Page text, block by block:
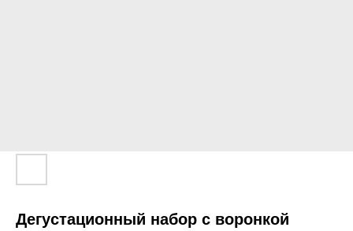
Дегустационный набор с воронкой